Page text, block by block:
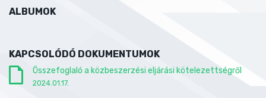
ALBUMOK
KAPCSOLÓDÓ DOKUMENTUMOK
Összefoglaló a közbeszerzési eljárási kötelezettségről
2024.01.17.